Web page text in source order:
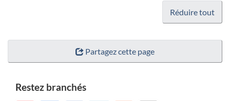
Réduire tout
Partagez cette page
Restez branchés